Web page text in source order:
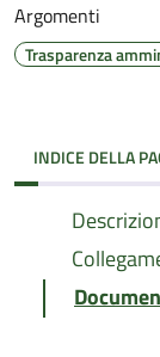
Argomenti
Trasparenza
INDICE DELLA